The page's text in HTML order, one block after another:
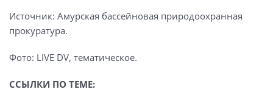
Источник: Амурская бассейновая природоохранная
прокуратура.
Фото: LIVE DV, тематическое.
ССЫЛКИ ПО ТЕМЕ: